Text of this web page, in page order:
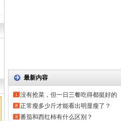
最新内容
没有抢菜，但一日三餐吃得都挺好的
正常瘦多少斤才能看出明显瘦了？
番茄和西红柿有什么区别？